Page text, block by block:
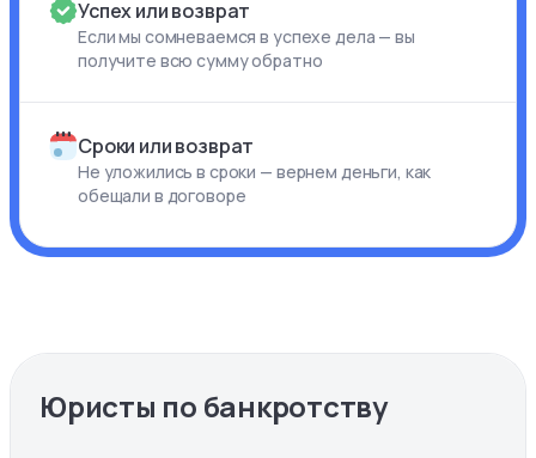
Успех или возврат
Если мы сомневаемся в успехе дела — вы
получите всю сумму обратно
Сроки или возврат
Не уложились в сроки — вернем деньги, как
обещали в договоре
Юристы по банкротству